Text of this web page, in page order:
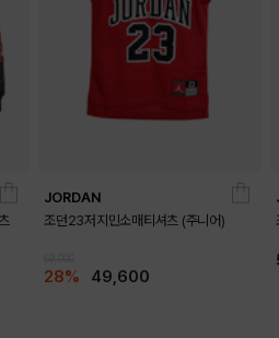
JORDAN
조던23저지민소매티셔츠 (주니어)
28% 49,600